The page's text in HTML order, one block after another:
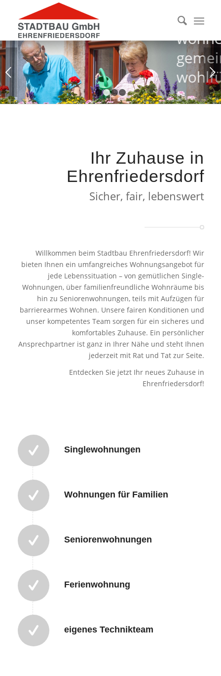
Gemeinsam
wohnen,
gemeinsam
wohlfühlen.
Weiter
1 2 3 4
Ihr Zuhause in
Ehrenfriedersdorf
Sicher, fair, lebenswert
Willkommen beim Stadtbau Ehrenfriedersdorf! Wir
bieten Ihnen ein umfangreiches Wohnungsangebot für
jede Lebenssituation – von gemütlichen Single-
Wohnungen, über familienfreundliche Wohnräume bis
hin zu Seniorenwohnungen, teils mit Aufzügen für
barrierearmes Wohnen. Unsere fairen Konditionen und
unser kompetentes Team sorgen für ein sicheres und
komfortables Zuhause. Ein persönlicher
Ansprechpartner ist ganz in Ihrer Nähe und steht Ihnen
jederzeit mit Rat und Tat zur Seite.
Entdecken Sie jetzt Ihr neues Zuhause in
Ehrenfriedersdorf!
Singlewohnungen
Wohnungen für Familien
Seniorenwohnungen
Ferienwohnung
eigenes Technikteam